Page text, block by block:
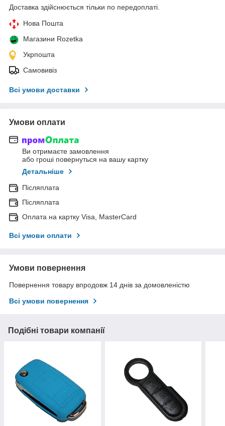
Доставка здійснюється тільки по передоплаті.
Нова Пошта
Магазини Rozetka
Укрпошта
Самовивіз
Всі умови доставки
Умови оплати
Ви отримаєте замовлення
або гроші повернуться на вашу картку
Детальніше
Післяплата
Післяплата
Оплата на картку Visa, MasterCard
Всі умови оплати
Умови повернення
Повернення товару впродовж 14 днів за домовленістю
Всі умови повернення
Подібні товари компанії